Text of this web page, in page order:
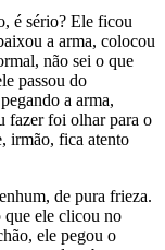
é sério? Ele ficou
a arma, colocou
não sei o que
passou do
a arma,
fazer foi olhar para o
irmão, fica atento
de pura frieza.
ele clicou no
ele pegou o